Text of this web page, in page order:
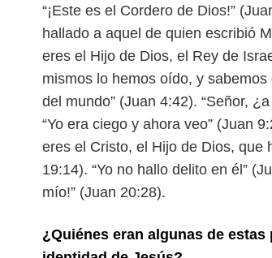
“¡Este es el Cordero de Dios!”
hallado a aquel de quien escribió
eres el Hijo de Dios, el Rey de
mismos lo hemos oído, y
del mundo” (Juan 4:42). “Señor,
“Yo era ciego y ahora veo” (Juan
eres el Cristo, el Hijo de Dios, que
19:14). “Yo no hallo delito en él”
mío!” (Juan 20:28).
¿Quiénes eran algunas de